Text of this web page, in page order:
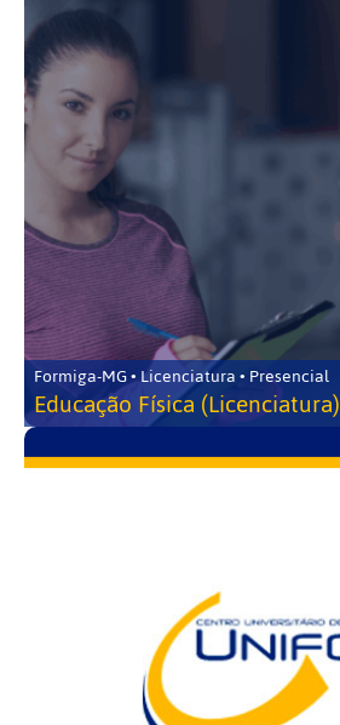
Formiga-MG • Licenciatura • Presencial
Educação Física (Licenciatura)